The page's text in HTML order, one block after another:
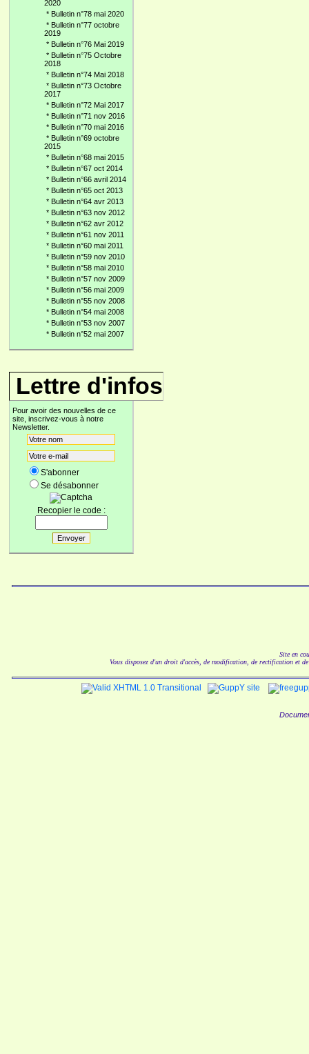
2020
* Bulletin n°78 mai 2020
* Bulletin n°77 octobre
2019
* Bulletin n°76 Mai 2019
* Bulletin n°75 Octobre
2018
* Bulletin n°74 Mai 2018
* Bulletin n°73 Octobre
2017
* Bulletin n°72 Mai 2017
* Bulletin n°71 nov 2016
* Bulletin n°70 mai 2016
* Bulletin n°69 octobre
2015
* Bulletin n°68 mai 2015
* Bulletin n°67 oct 2014
* Bulletin n°66 avril 2014
* Bulletin n°65 oct 2013
* Bulletin n°64 avr 2013
* Bulletin n°63 nov 2012
* Bulletin n°62 avr 2012
* Bulletin n°61 nov 2011
* Bulletin n°60 mai 2011
* Bulletin n°59 nov 2010
* Bulletin n°58 mai 2010
* Bulletin n°57 nov 2009
* Bulletin n°56 mai 2009
* Bulletin n°55 nov 2008
* Bulletin n°54 mai 2008
* Bulletin n°53 nov 2007
* Bulletin n°52 mai 2007
Lettre d'infos
Pour avoir des nouvelles de ce
site, inscrivez-vous à notre
Newsletter.
S'abonner
Se désabonner
Recopier le code :
Site en
Vous disposez d'un droit d'accès, de modification, de rectification et